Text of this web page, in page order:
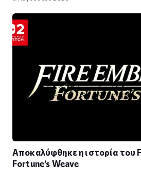
Αποκαλύφθηκε η ιστορία του
Fortune’s Weave